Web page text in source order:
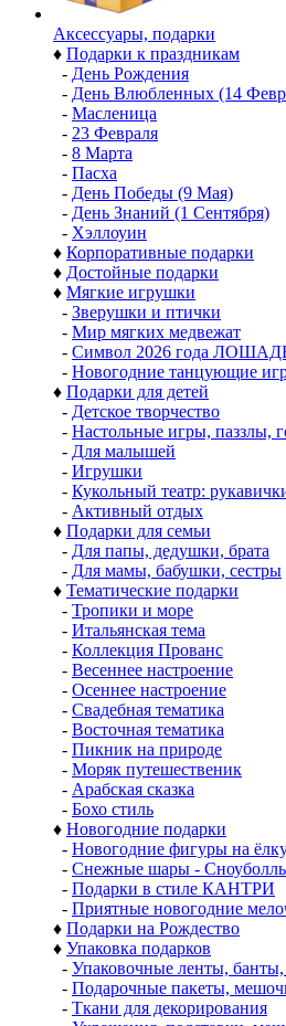
Аксессуары, подарки
♦ Подарки к праздникам
- День Рождения
- День Влюбленных (14
- Масленица
- 23 Февраля
- 8 Марта
- Пасха
- День Победы (9 Мая)
- День Знаний (1 Сентября)
- Хэллоуин
♦ Корпоративные подарки
♦ Достойные подарки
♦ Мягкие игрушки
- Зверушки и птички
- Мир мягких медвежат
- Символ 2026 года
- Новогодние танцующие
♦ Подарки для детей
- Детское творчество
- Настольные игры, паззлы,
- Для малышей
- Игрушки
- Кукольный театр:
- Активный отдых
♦ Подарки для семьи
- Для папы, дедушки, брата
- Для мамы, бабушки, сестры
♦ Тематические подарки
- Тропики и море
- Итальянская тема
- Коллекция Прованс
- Весеннее настроение
- Осеннее настроение
- Свадебная тематика
- Восточная тематика
- Пикник на природе
- Моряк путешественик
- Арабская сказка
- Бохо стиль
♦ Новогодние подарки
- Новогодние фигуры на
- Снежные шары -
- Подарки в стиле КАНТРИ
- Приятные новогодние
♦ Подарки на Рождество
♦ Упаковка подарков
- Упаковочные ленты, банты,
- Подарочные пакеты,
- Ткани для декорирования